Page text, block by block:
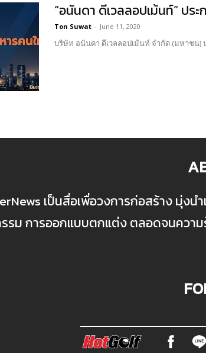
“อนันดา ดีเวลลอปเม้นท์” ปร
Ton Suwat - June 11, 2020
บริษัท อนันดา ดีเวลลอปเม้นท์ จำกัด (มหาชน)
เป็นสื่อเพื่อวงการก่อสร้าง มุ่ง
รม การออกแบบตกแต่ง ตลอดจนความ